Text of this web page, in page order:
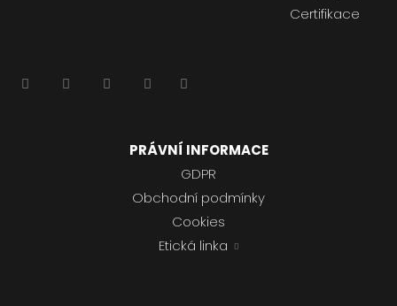
Certifikace
PRÁVNÍ INFORMACE
GDPR
Obchodní podmínky
Cookies
Etická linka